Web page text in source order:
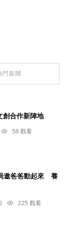
門新聞
創合作新陣地
59 觀看
邀爸爸動起來 養
225 觀看